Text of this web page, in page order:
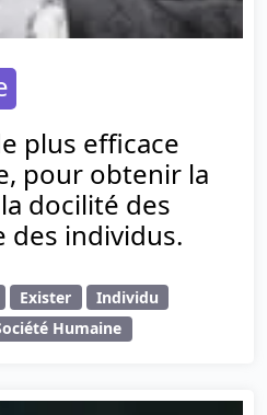
plus efficace
pour obtenir la
docilité des
des individus.
Exister
Individu
Humaine